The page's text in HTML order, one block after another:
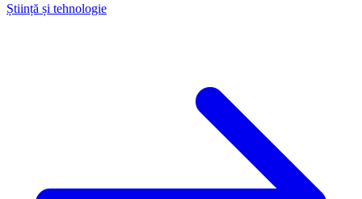
Știință și tehnologie